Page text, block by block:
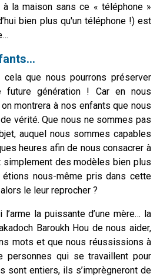
à la maison sans ce « téléphone »
bien plus qu'un téléphone !) est
que nous pourrons préserver
future génération ! Car en nous
montrera à nos enfants que nous
vérité. Que nous ne sommes pas
auquel nous sommes capables
heures afin de nous consacrer à
des modèles bien plus
nous-même pris dans cette
le leur reprocher ?
la puissante d’une mère… la
Baroukh Hou de nous aider,
mots et que nous réussissions à
personnes qui se travaillent pour
sont entiers, ils s’imprègneront de